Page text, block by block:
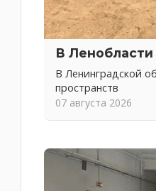
В
В Ленинградской
пространств
07 августа 2026